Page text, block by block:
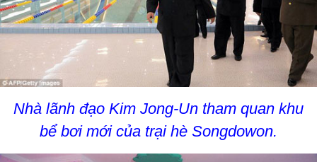
Nhà lãnh đạo Kim Jong-Un tham quan khu
bể bơi mới của trại hè Songdowon.